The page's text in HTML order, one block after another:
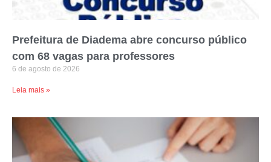
Prefeitura de Diadema abre concurso público
com 68 vagas para professores
6 de agosto de 2026
Leia mais »